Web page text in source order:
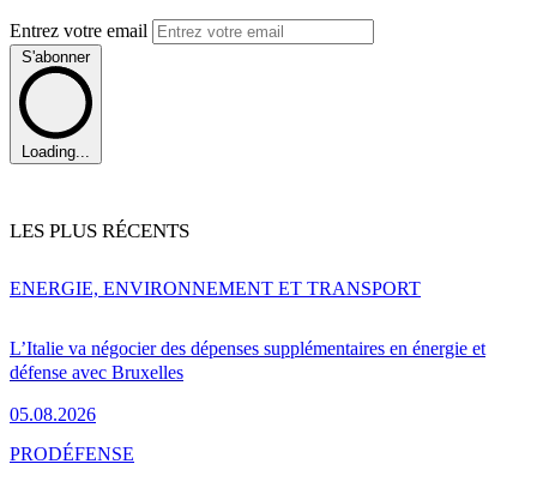
Entrez votre email
S'abonner
Loading...
LES PLUS RÉCENTS
L’Italie va négocier des dépenses supplémentaires en énergie et
défense avec Bruxelles
05.08.2026
ENERGIE, ENVIRONNEMENT ET TRANSPORT
PRODÉFENSE